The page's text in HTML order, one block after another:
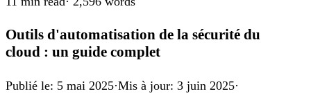
Outils d'automatisation de la sécurité du
cloud : un guide complet
Publié le: 5 mai 2025·Mis à jour: 3 juin 2025·